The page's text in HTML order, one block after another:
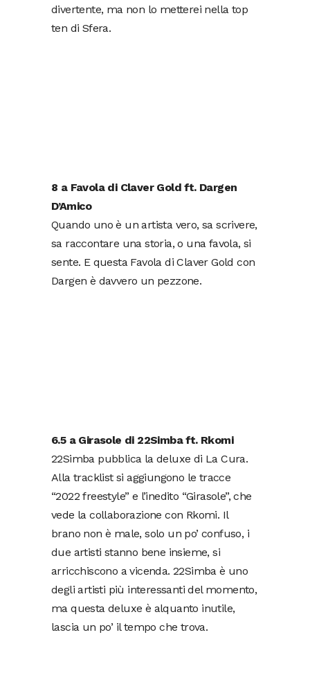
divertente, ma non lo metterei nella top
ten di Sfera.
8 a Favola di Claver Gold ft. Dargen
D’Amico
Quando uno è un artista vero, sa scrivere,
sa raccontare una storia, o una favola, si
sente. E questa Favola di Claver Gold con
Dargen è davvero un pezzone.
6.5 a Girasole di 22Simbaft. Rkomi
22Simba pubblica la deluxe di La Cura.
Alla tracklist si aggiungono le tracce
“2022 freestyle” e l’inedito “Girasole”, che
vede la collaborazione con Rkomi. Il
brano non è male, solo un po’ confuso, i
due artisti stanno bene insieme, si
arricchiscono a vicenda. 22Simba è uno
degli artisti più interessanti del momento,
ma questa deluxe è alquanto inutile,
lascia un po’ il tempo che trova.